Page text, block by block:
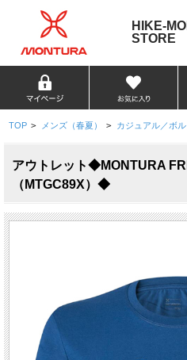
HIKE-
STORE
TOP > メンズ（春夏） > カジュアル／ボ
アウトレット◆MONTURA
（MTGC89X）◆